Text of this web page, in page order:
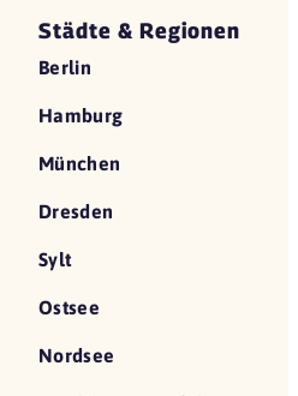
Städte & Regionen
Berlin
Hamburg
München
Dresden
Sylt
Ostsee
Nordsee